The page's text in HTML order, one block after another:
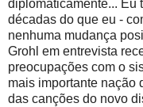
diplomaticamente... Eu
décadas do que eu -
nenhuma mudança
Grohl em entrevista
preocupações com o
mais importante nação
das canções do novo